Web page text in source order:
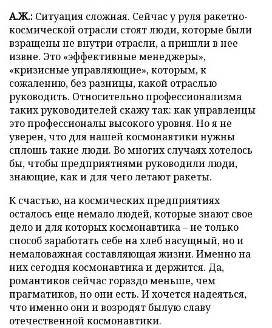
А.Ж.: Ситуация сложная. Сейчас у руля ракетно-
космической отрасли стоят люди, которые были
взращены не внутри отрасли, а пришли в нее
извне. Это «эффективные менеджеры»,
«кризисные управляющие», которым, к
сожалению, без разницы, какой отраслью
руководить. Относительно профессионализма
таких руководителей скажу так: как управленцы
это профессионалы высокого уровня. Но я не
уверен, что для нашей космонавтики нужны
сплошь такие люди. Во многих случаях хотелось
бы, чтобы предприятиями руководили люди,
знающие, как и для чего летают ракеты.
К счастью, на космических предприятиях
осталось еще немало людей, которые знают свое
дело и для которых космонавтика – не только
способ заработать себе на хлеб насущный, но и
немаловажная составляющая жизни. Именно на
них сегодня космонавтика и держится. Да,
романтиков сейчас гораздо меньше, чем
прагматиков, но они есть. И хочется надеяться,
что именно они и возродят былую славу
отечественной космонавтики.